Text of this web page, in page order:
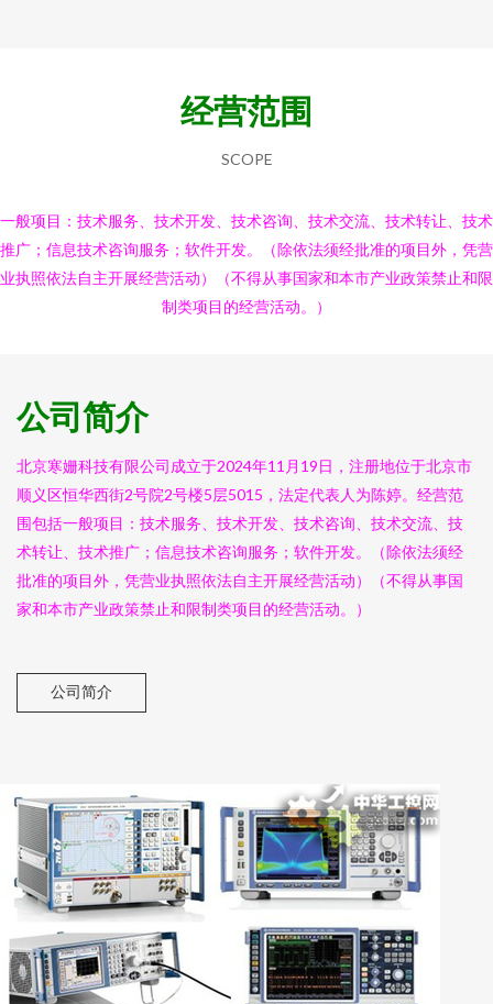
经营范围
SCOPE
一般项目：技术服务、技术开发、技术咨询、技术交流、技术转让、技术
推广；信息技术咨询服务；软件开发。（除依法须经批准的项目外，凭营
业执照依法自主开展经营活动）（不得从事国家和本市产业政策禁止和限
制类项目的经营活动。）
公司简介
北京寒姗科技有限公司成立于2024年11月19日，注册地位于北京市
顺义区恒华西街2号院2号楼5层5015，法定代表人为陈婷。经营范
围包括一般项目：技术服务、技术开发、技术咨询、技术交流、技
术转让、技术推广；信息技术咨询服务；软件开发。（除依法须经
批准的项目外，凭营业执照依法自主开展经营活动）（不得从事国
家和本市产业政策禁止和限制类项目的经营活动。）
公司简介